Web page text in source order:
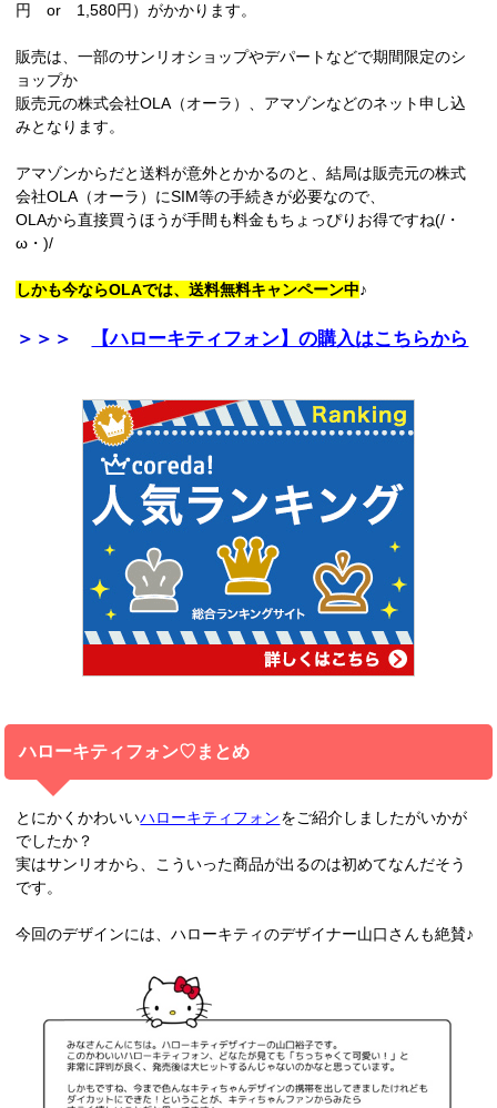
円 or 1,580円）がかかります。
販売は、一部のサンリオショップやデパートなどで期間限定のシ
ョップか
販売元の株式会社OLA（オーラ）、アマゾンなどのネット申し込
みとなります。
アマゾンからだと送料が意外とかかるのと、結局は販売元の株式
会社OLA（オーラ）にSIM等の手続きが必要なので、
OLAから直接買うほうが手間も料金もちょっぴりお得ですね(/・
ω・)/
しかも今ならOLAでは、送料無料キャンペーン中♪
＞＞＞ 【ハローキティフォン】の購入はこちらから
ハローキティフォン♡まとめ
とにかくかわいいハローキティフォンをご紹介しましたがいかが
でしたか？
実はサンリオから、こういった商品が出るのは初めてなんだそう
です。
今回のデザインには、ハローキティのデザイナー山口さんも絶賛♪